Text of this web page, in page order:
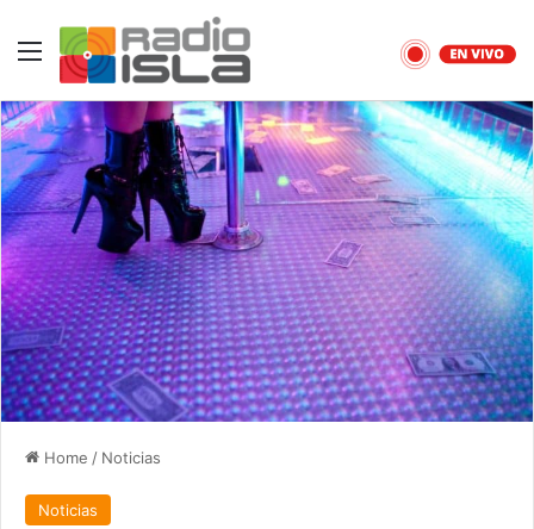
Menu
Home / Noticias
Noticias